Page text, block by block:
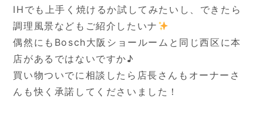
IHでも上手く焼けるか試してみたいし、できたら
調理風景などもご紹介したいナ
偶然にもBosch大阪ショールームと同じ西区に本
店があるではないですか♪
買い物ついでに相談したら店長さんもオーナーさ
んも快く承諾してくださいました！